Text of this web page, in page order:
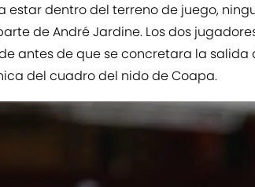
estar dentro del terreno de juego,
de André Jardine. Los dos
antes de que se concretara la salida
del cuadro del nido de Coapa.